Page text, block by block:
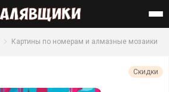
Найти
Картины по номерам и алмазные мозаики
Скидки